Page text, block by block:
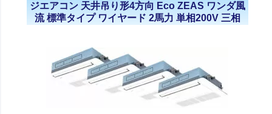
ジエアコン 天井吊り形4方向 Eco ZEAS ワンダ風
流 標準タイプ ワイヤード 2馬力 単相200V 三相